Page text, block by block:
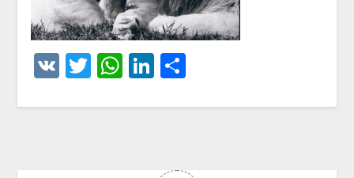
VKTwitter
WhatsApp
LinkedIn
Отправить